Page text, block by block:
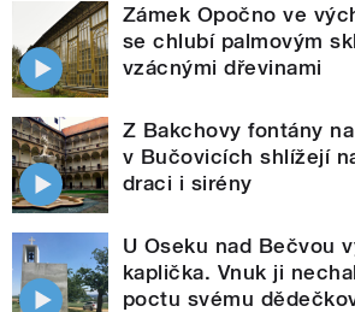
Zámek Opočno ve
se chlubí palmovým
vzácnými dřevinami
Z Bakchovy fontány
v Bučovicích shlížejí
draci i sirény
U Oseku nad Bečvou
kaplička. Vnuk ji
poctu svému